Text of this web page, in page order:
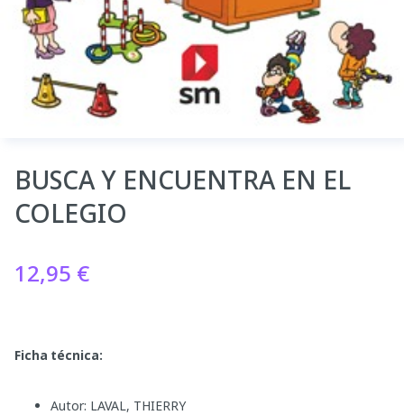
BUSCA Y ENCUENTRA EN EL
COLEGIO
12,95 €
Ficha técnica:
Autor: LAVAL, THIERRY